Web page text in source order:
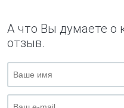
А что Вы думаете о
отзыв.